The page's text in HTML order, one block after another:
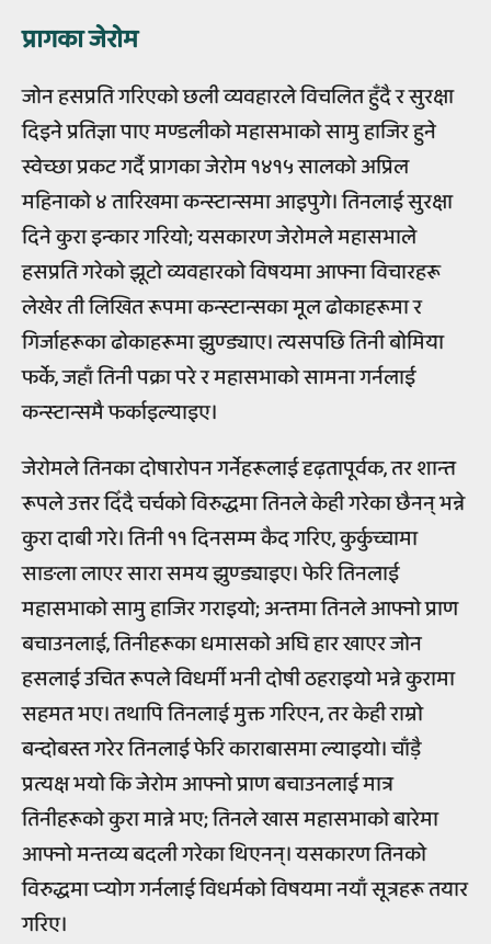
प्रागका जेरोम
जोन हसप्रति गरिएको छली व्यवहारले विचलित हुँदै र सुरक्षा
दिइने प्रतिज्ञा पाए मण्डलीको महासभाको सामु हाजिर हुने
स्वेच्छा प्रकट गर्दै प्रागका जेरोम १४१५ सालको अप्रिल
महिनाको ४ तारिखमा कन्स्टान्समा आइपुगे। तिनलाई सुरक्षा
दिने कुरा इन्कार गरियो; यसकारण जेरोमले महासभाले
हसप्रति गरेको झूटो व्यवहारको विषयमा आफ्ना विचारहरू
लेखेर ती लिखित रूपमा कन्स्टान्सका मूल ढोकाहरूमा र
गिर्जाहरूका ढोकाहरूमा झुण्ड्याए। त्यसपछि तिनी बोमिया
फर्के, जहाँ तिनी पक्रा परे र महासभाको सामना गर्नलाई
कन्स्टान्समै फर्काइल्याइए।
जेरोमले तिनका दोषारोपन गर्नेहरूलाई दृढ़तापूर्वक, तर शान्त
रूपले उत्तर दिँदै चर्चको विरुद्धमा तिनले केही गरेका छैनन् भन्ने
कुरा दाबी गरे। तिनी ११ दिनसम्म कैद गरिए, कुर्कुच्चामा
साङला लाएर सारा समय झुण्ड्याइए। फेरि तिनलाई
महासभाको सामु हाजिर गराइयो; अन्तमा तिनले आफ्नो प्राण
बचाउनलाई, तिनीहरूका धमासको अघि हार खाएर जोन
हसलाई उचित रूपले विधर्मी भनी दोषी ठहराइयो भन्ने कुरामा
सहमत भए। तथापि तिनलाई मुक्त गरिएन, तर केही राम्रो
बन्दोबस्त गरेर तिनलाई फेरि काराबासमा ल्याइयो। चाँड़ै
प्रत्यक्ष भयो कि जेरोम आफ्नो प्राण बचाउनलाई मात्र
तिनीहरूको कुरा मान्ने भए; तिनले खास महासभाको बारेमा
आफ्नो मन्तव्य बदली गरेका थिएनन्। यसकारण तिनको
विरुद्धमा प्र्‍योग गर्नलाई विधर्मको विषयमा नयाँ सूत्रहरू तयार
गरिए।